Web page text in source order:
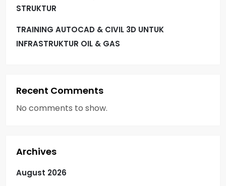
STRUKTUR
TRAINING AUTOCAD & CIVIL 3D UNTUK
INFRASTRUKTUR OIL & GAS
Recent Comments
No comments to show.
Archives
August 2026